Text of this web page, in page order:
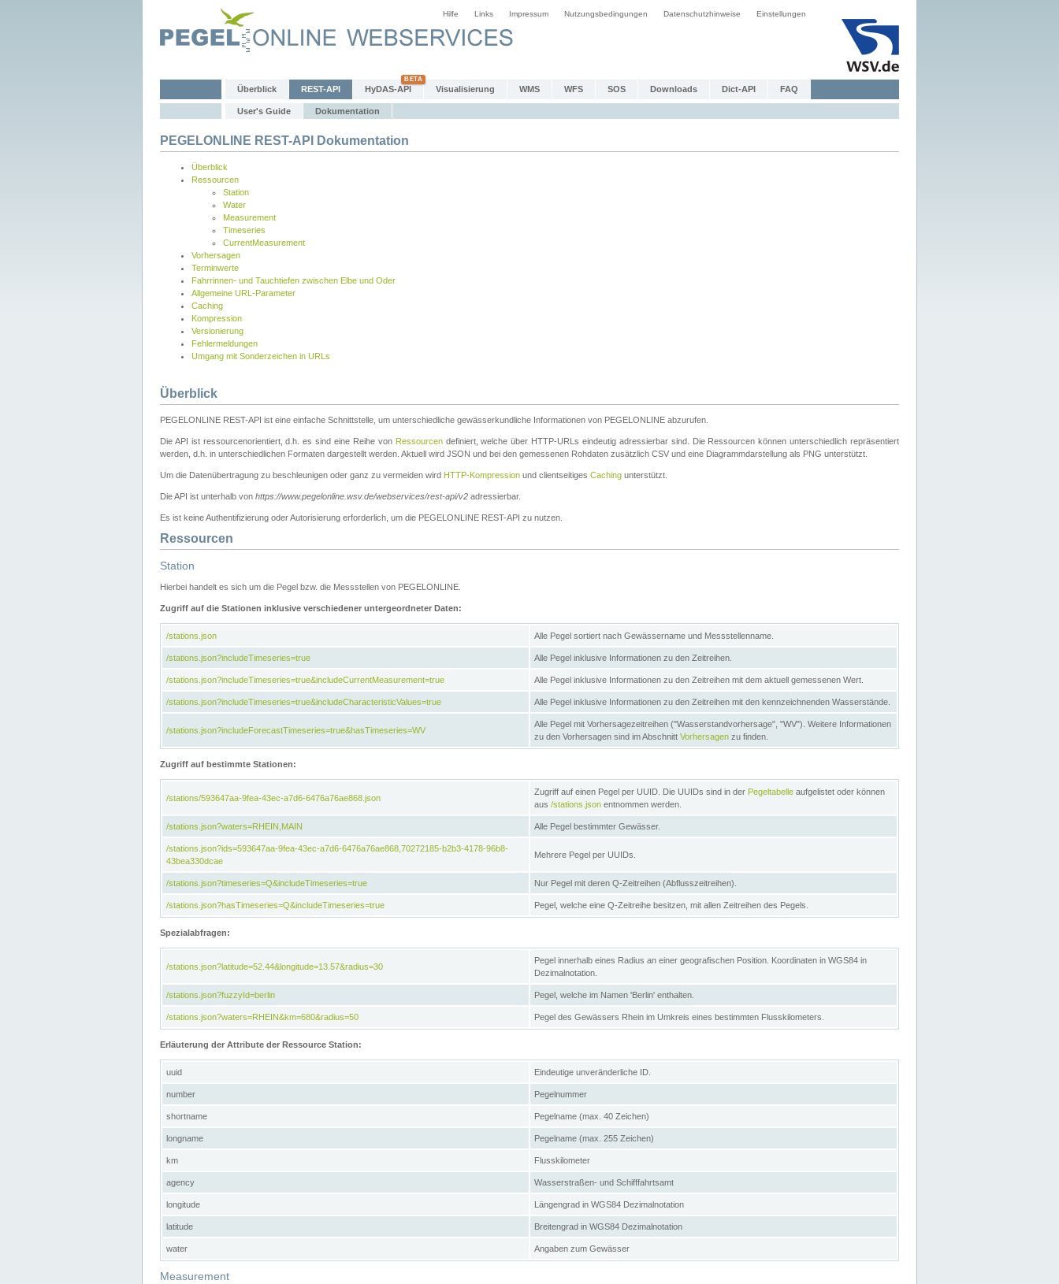
Hilfe Links Impressum Nutzungsbedingungen Datenschutzhinweise Einstellungen
Überblick REST-API HyDAS-API Visualisierung WMS WFS SOS Downloads Dict-API FAQ
User's Guide Dokumentation
PEGELONLINE REST-API Dokumentation
Überblick
Ressourcen
Station
Water
Measurement
Timeseries
CurrentMeasurement
Vorhersagen
Terminwerte
Fahrrinnen- und Tauchtiefen zwischen Elbe und Oder
Allgemeine URL-Parameter
Caching
Kompression
Versionierung
Fehlermeldungen
Umgang mit Sonderzeichen in URLs
Überblick
PEGELONLINE REST-API ist eine einfache Schnittstelle, um unterschiedliche gewässerkundliche Informationen von PEGELONLINE abzurufen.
Die API ist ressourcenorientiert, d.h. es sind eine Reihe von Ressourcendefiniert, welche über HTTP-URLs eindeutig adressierbar sind. Die Ressourcen können unterschiedlich repräsentiert
werden, d.h. in unterschiedlichen Formaten dargestellt werden. Aktuell wird JSON und bei den gemessenen Rohdaten zusätzlich CSV und eine Diagrammdarstellung als PNG unterstützt.
Um die Datenübertragung zu beschleunigen oder ganz zu vermeiden wird HTTP-Kompression und clientseitiges Caching unterstützt.
Die API ist unterhalb von https://www.pegelonline.wsv.de/webservices/rest-api/v2 adressierbar.
Es ist keine Authentifizierung oder Autorisierung erforderlich, um die PEGELONLINE REST-API zu nutzen.
Ressourcen
Station
Hierbei handelt es sich um die Pegel bzw. die Messstellen von PEGELONLINE.
Zugriff auf die Stationen inklusive verschiedener untergeordneter Daten:
/stations.json Alle Pegel sortiert nach Gewässername und Messstellenname.
/stations.json?includeTimeseries=true Alle Pegel inklusive Informationen zu den Zeitreihen.
/stations.json?includeTimeseries=true&includeCurrentMeasurement=true Alle Pegel inklusive Informationen zu den Zeitreihen mit dem aktuell gemessenen Wert.
/stations.json?includeTimeseries=true&includeCharacteristicValues=true Alle Pegel inklusive Informationen zu den Zeitreihen mit den kennzeichnenden Wasserstände.
/stations.json?includeForecastTimeseries=true&hasTimeseries=WV
Alle Pegel mit Vorhersagezeitreihen ("Wasserstandvorhersage", "WV"). Weitere Informationen
zu den Vorhersagen sind im Abschnitt Vorhersagen zu finden.
Zugriff auf bestimmte Stationen:
/stations/593647aa-9fea-43ec-a7d6-6476a76ae868.json
Zugriff auf einen Pegel per UUID. Die UUIDs sind in der Pegeltabelle aufgelistet oder können
aus /stations.json entnommen werden.
/stations.json?waters=RHEIN,MAIN Alle Pegel bestimmter Gewässer.
/stations.json?ids=593647aa-9fea-43ec-a7d6-6476a76ae868,70272185-b2b3-4178-96b8-
43bea330dcae
Mehrere Pegel per UUIDs.
/stations.json?timeseries=Q&includeTimeseries=true Nur Pegel mit deren Q-Zeitreihen (Abflusszeitreihen).
/stations.json?hasTimeseries=Q&includeTimeseries=true Pegel, welche eine Q-Zeitreihe besitzen, mit allen Zeitreihen des Pegels.
Spezialabfragen:
/stations.json?latitude=52.44&longitude=13.57&radius=30
Pegel innerhalb eines Radius an einer geografischen Position. Koordinaten in WGS84 in
Dezimalnotation.
/stations.json?fuzzyId=berlin Pegel, welche im Namen 'Berlin' enthalten.
/stations.json?waters=RHEIN&km=680&radius=50 Pegel des Gewässers Rhein im Umkreis eines bestimmten Flusskilometers.
Erläuterung der Attribute der Ressource Station:
uuid Eindeutige unveränderliche ID.
number Pegelnummer
shortname Pegelname (max. 40 Zeichen)
longname Pegelname (max. 255 Zeichen)
km Flusskilometer
agency Wasserstraßen- und Schifffahrtsamt
longitude Längengrad in WGS84 Dezimalnotation
latitude Breitengrad in WGS84 Dezimalnotation
water Angaben zum Gewässer
Measurement